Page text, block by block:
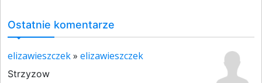
Ostatnie komentarze
elizawieszczek» elizawieszczek
Strzyzow